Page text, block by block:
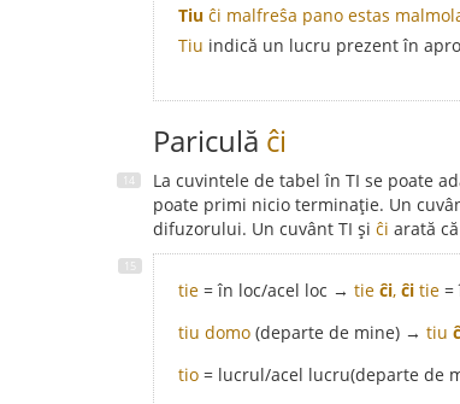
Tiu ĉi malfreŝa pano estas
Tiu indică un lucru prezent în
Pariculă ĉi
La cuvintele de tabel în TI se poate
poate primi nicio terminație. Un
difuzorului. Un cuvânt TI și ĉi arată
tie = în loc/acel loc → tie ĉi, ĉi tie =
tiu domo (departe de mine) → tiu
tio = lucrul/acel lucru(departe de